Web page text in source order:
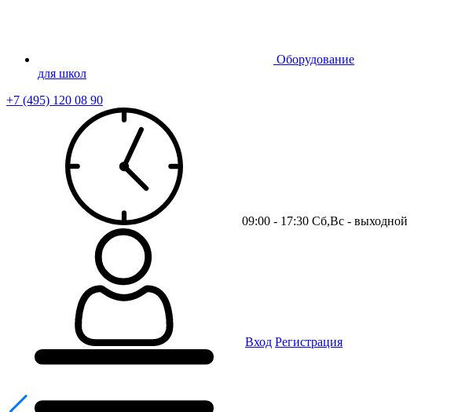
Оборудование
для школ
+7 (495) 120 08 90
09:00 - 17:30 Сб,Вс - выходной
Вход Регистрация